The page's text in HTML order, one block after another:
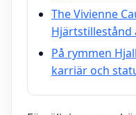
The Vivienne
Hjärtstillestånd
På rymmen
karriär och